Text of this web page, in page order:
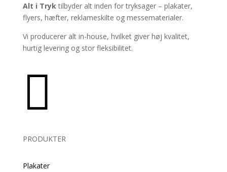
Alt i Tryktilbyder alt inden for tryksager – plakater,
flyers, hæfter, reklameskilte og messematerialer.
Vi producerer alt in-house, hvilket giver høj kvalitet,
hurtig levering og stor fleksibilitet.

PRODUKTER
Plakater